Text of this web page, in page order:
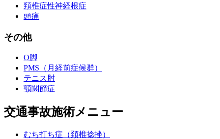
頚椎症性神経根症
頭痛
その他
O脚
PMS（月経前症候群）
テニス肘
顎関節症
交通事故施術メニュー
むち打ち症（頚椎捻挫）